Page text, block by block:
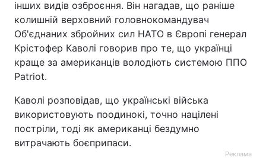
інших видів озброєння. Він нагадав, що раніше
колишній верховний головнокомандувач
Об'єднаних збройних сил НАТО в Європі генерал
Крістофер Каволі говорив про те, що українці
краще за американців володіють системою ППО
Patriot.
Каволі розповідав, що українські війська
використовують поодинокі, точно націлені
постріли, тоді як американці бездумно
витрачають боєприпаси.
Реклама